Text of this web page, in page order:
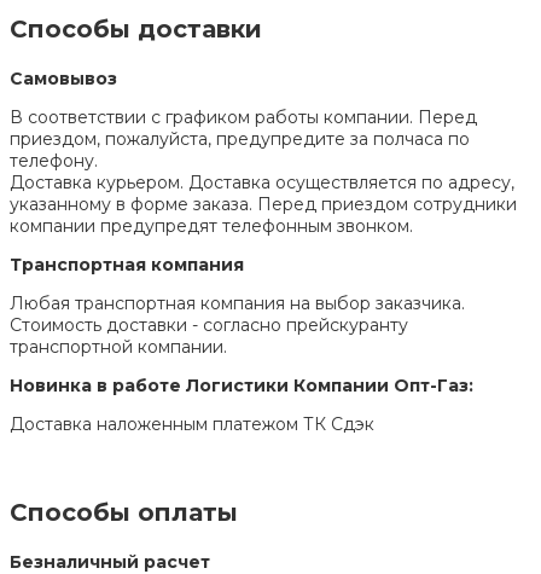
Способы доставки
Самовывоз
В соответствии с графиком работы компании. Перед
приездом, пожалуйста, предупредите за полчаса по
телефону.
Доставка курьером. Доставка осуществляется по адресу,
указанному в форме заказа. Перед приездом сотрудники
компании предупредят телефонным звонком.
Транспортная компания
Любая транспортная компания на выбор заказчика.
Стоимость доставки - согласно прейскуранту
транспортной компании.
Новинка в работе Логистики Компании Опт-Газ:
Доставка наложенным платежом ТК Сдэк
Способы оплаты
Безналичный расчет